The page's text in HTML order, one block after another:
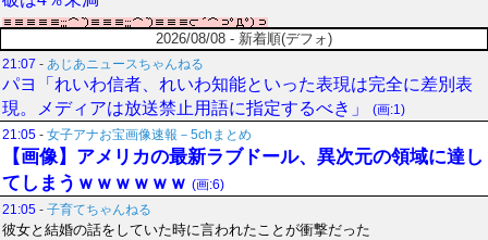
2026/08/08 - 新着順(デフォ)
21:07 - あじあニュースちゃんねる
パヨ「れいわ信者、れいわ知能といった表現は完全に差別表
現。メディアは放送禁止用語に指定するべき」
(画:1)
21:05 - 女子アナお宝画像速報－5chまとめ
【画像】アメリカの最新ラブドール、異次元の領域に達し
てしまうｗｗｗｗｗｗ (画:6)
21:05 - 子育てちゃんねる
彼女と結婚の話をしていた時に言われたことが衝撃だった